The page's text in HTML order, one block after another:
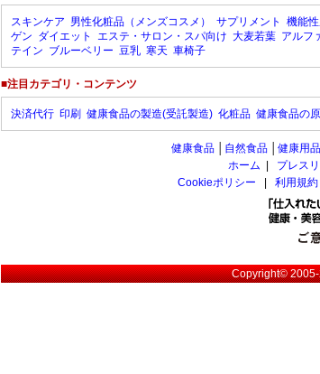
スキンケア 男性化粧品（メンズコスメ） サプリメント 機能
ゲン ダイエット エステ・サロン・スパ向け 大麦若葉 アルフ
テイン ブルーベリー 豆乳 寒天 車椅子
■注目カテゴリ・コンテンツ
決済代行 印刷 健康食品の製造(受託製造) 化粧品 健康食品の
健康食品 自然食品 健康用
ホーム
プレス
Cookieポリシー
利用規約
Copyright©